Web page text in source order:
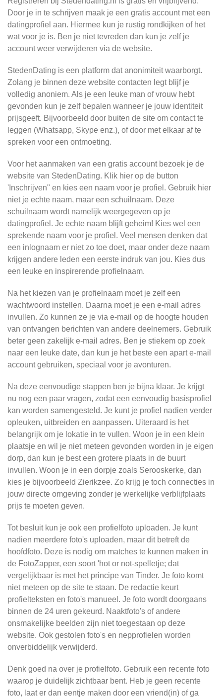
Door je in te schrijven maak je een gratis account met een
datingprofiel aan. Hiermee kun je rustig rondkijken of het
wat voor je is. Ben je niet tevreden dan kun je zelf je
account weer verwijderen via de website.
StedenDating is een platform dat anonimiteit waarborgt.
Zolang je binnen deze website contacten legt blijf je
volledig anoniem. Als je een leuke man of vrouw hebt
gevonden kun je zelf bepalen wanneer je jouw identiteit
prijsgeeft. Bijvoorbeeld door buiten de site om contact te
leggen (Whatsapp, Skype enz.), of door met elkaar af te
spreken voor een ontmoeting.
Voor het aanmaken van een gratis account bezoek je de
website van StedenDating. Klik hier op de button
'Inschrijven" en kies een naam voor je profiel. Gebruik hier
niet je echte naam, maar een schuilnaam. Deze
schuilnaam wordt namelijk weergegeven op je
datingprofiel. Je echte naam blijft geheim! Kies wel een
sprekende naam voor je profiel. Veel mensen denken dat
een inlognaam er niet zo toe doet, maar onder deze naam
krijgen andere leden een eerste indruk van jou. Kies dus
een leuke en inspirerende profielnaam.
Na het kiezen van je profielnaam moet je zelf een
wachtwoord instellen. Daarna moet je een e-mail adres
invullen. Zo kunnen ze je via e-mail op de hoogte houden
van ontvangen berichten van andere deelnemers. Gebruik
beter geen zakelijk e-mail adres. Ben je stiekem op zoek
naar een leuke date, dan kun je het beste een apart e-mail
account gebruiken, speciaal voor je avonturen.
Na deze eenvoudige stappen ben je bijna klaar. Je krijgt
nu nog een paar vragen, zodat een eenvoudig basisprofiel
kan worden samengesteld. Je kunt je profiel nadien verder
opleuken, uitbreiden en aanpassen. Uiteraard is het
belangrijk om je lokatie in te vullen. Woon je in een klein
plaatsje en wil je niet meteen gevonden worden in je eigen
dorp, dan kun je best een grotere plaats in de buurt
invullen. Woon je in een dorpje zoals Serooskerke, dan
kies je bijvoorbeeld Zierikzee. Zo krijg je toch connecties in
jouw directe omgeving zonder je werkelijke verblijfplaats
prijs te moeten geven.
Tot besluit kun je ook een profielfoto uploaden. Je kunt
nadien meerdere foto's uploaden, maar dit betreft de
hoofdfoto. Deze is nodig om matches te kunnen maken in
de FotoZapper, een soort 'hot or not-spelletje; dat
vergelijkbaar is met het principe van Tinder. Je foto komt
niet meteen op de site te staan. De redactie keurt
profielteksten en foto's manueel. Je foto wordt doorgaans
binnen de 24 uren gekeurd. Naaktfoto's of andere
onsmakelijke beelden zijn niet toegestaan op deze
website. Ook gestolen foto's en nepprofielen worden
onverbiddelijk verwijderd.
Denk goed na over je profielfoto. Gebruik een recente foto
waarop je duidelijk zichtbaar bent. Heb je geen recente
foto, laat er dan eentje maken door een vriend(in) of ga